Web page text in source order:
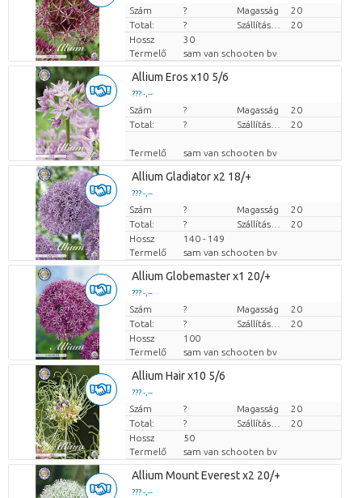
Darabb ár
Szám ? Magasság
20
Total:
?
20
Hossz
30
Termelő
sam van schooten bv
Allium Eros x10 5/6
??? -,--
Darabb ár
Szám ? Magasság
20
Total:
? 20
Termelő sam van schooten bv
Allium Gladiator x2 18/+
??? -,--
Darabb ár
Szám ? Magasság
20
Total:
?
20
Hossz
140 - 149
Termelő
sam van schooten bv
Allium Globemaster x1 20/+
??? -,--
Darabb ár
Szám ? Magasság
20
Total:
?
20
Hossz
100
Termelő
sam van schooten bv
Allium Hair x10 5/6
??? -,--
Darabb ár
Szám ? Magasság
20
Total:
?
20
Hossz
50
Termelő
sam van schooten bv
Allium Mount Everest x2 20/+
??? -,--